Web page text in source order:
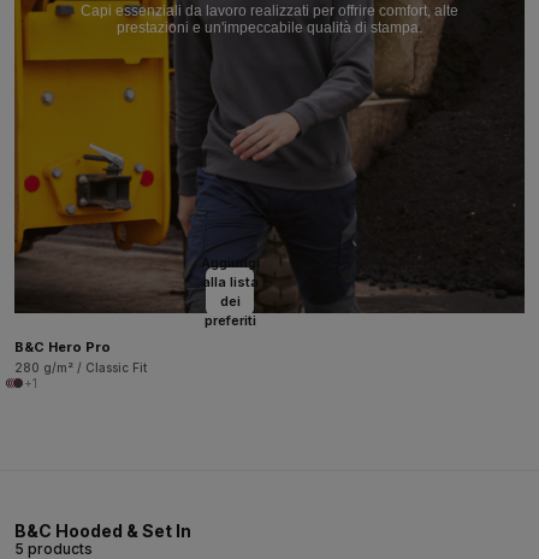
Capi essenziali da lavoro realizzati per offrire comfort, alte
prestazioni e un'impeccabile qualità di stampa.
Aggiungi
alla lista
dei
preferiti
B&C Hero Pro
280 g/m² / Classic Fit
+1
B&C Hooded & Set In
5 products